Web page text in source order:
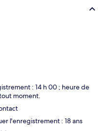
: 14 h 00 ; heure de
moment.
l'enregistrement : 18 ans